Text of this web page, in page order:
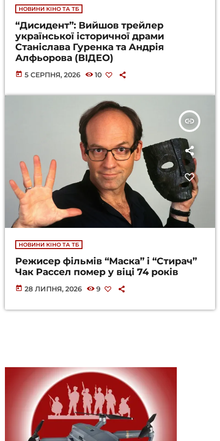
НОВИНИ КІНО ТА ТБ
“Дисидент”: Вийшов трейлер
української історичної драми
Станіслава Гуренка та Андрія
Алфьорова (ВІДЕО)
today 5 СЕРПНЯ, 2026 10
insert_link
НОВИНИ КІНО ТА ТБ
Режисер фільмів “Маска” і “Стирач”
Чак Рассел помер у віці 74 років
today 28 ЛИПНЯ, 2026 9